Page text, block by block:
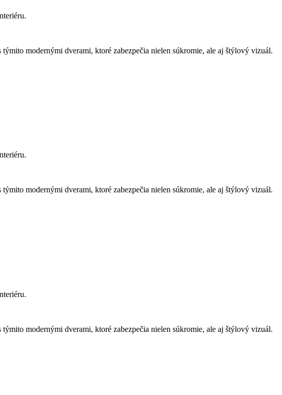
modernými dverami, ktoré zabezpečia nielen súkromie, ale aj štýlový vizuál.
modernými dverami, ktoré zabezpečia nielen súkromie, ale aj štýlový vizuál.
modernými dverami, ktoré zabezpečia nielen súkromie, ale aj štýlový vizuál.